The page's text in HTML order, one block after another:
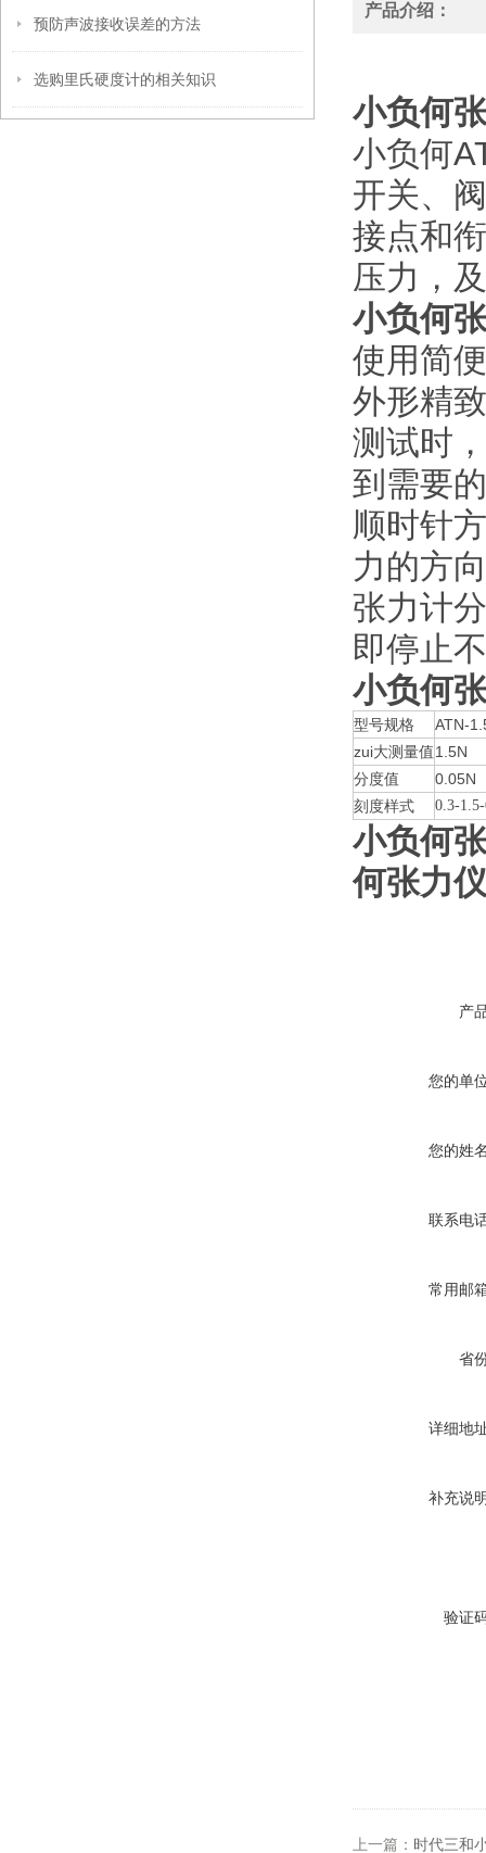
预防声波接收误差的方法
选购里氏硬度计的相关知识
产品介绍：
小负何
小负何
开关、
接点和
压力，
小负何
使用简
外形精
测试时
到需要
顺时针
力的方
张力计
即停止
小负何
型号规格
ATN-
zui大测量值1.5N
分度值
0.05N
刻度样式
0.3-
小负何
何张力
产
您的单
您的姓
联系电
常用邮
省
详细地
补充说
验证
上一篇： 时代三和